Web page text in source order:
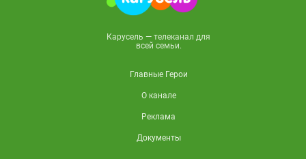
Карусель — телеканал для
всей семьи.
Главные Герои
О канале
Реклама
Документы